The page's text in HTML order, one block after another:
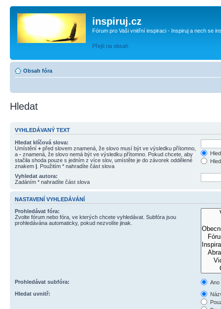
inspiruj.cz
Fórum pro Vaši vnitřní inspiraci - Inspiruj a nech se
Přejít na obsah
Obsah fóra
Hledat
VYHLEDÁVANÝ TEXT
Hledat klíčová slova:
Umístění + před slovem znamená, že slovo musí být ve výsledku přítomno,
a - znamená, že slovo nemá být ve výsledku přítomno. Pokud chcete, aby
stačila shoda pouze s jedním z více slov, umístěte je do závorek oddělené
znakem | . Použitím * nahradíte část slova
Vyhledat autora:
Zadáním * nahradíte část slova
NASTAVENÍ VYHLEDÁVÁNÍ
Prohledávat fóra:
Zvolte fórum nebo fóra, ve kterých chcete vyhledávat. Subfóra jsou
prohledávána automaticky, pokud nezvolíte jinak.
Prohledávat subfóra:
Ano
Hledat uvnitř: